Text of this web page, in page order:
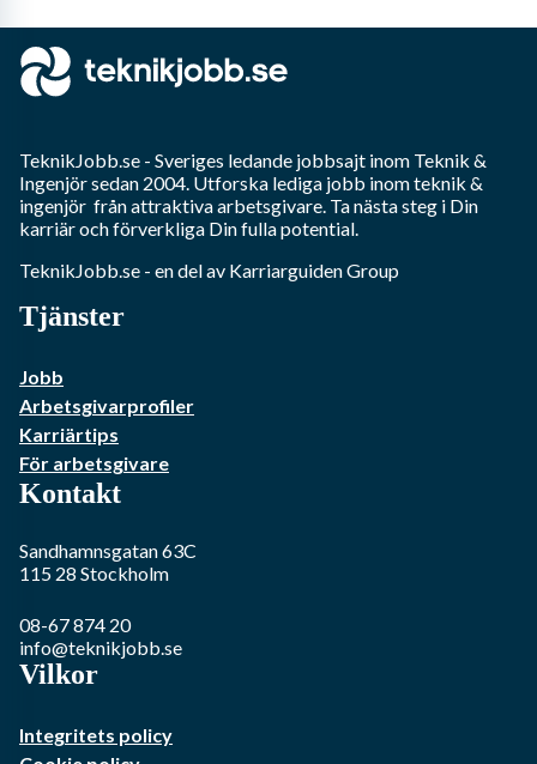
TeknikJobb.se - Sveriges ledande jobbsajt inom Teknik &
Ingenjörsedan 2004. Utforska lediga jobb inomteknik &
ingenjör från attraktiva arbetsgivare. Ta nästa steg i Din
karriär och förverkliga Din fulla potential.
TeknikJobb.se - en del av Karriarguiden Group
Tjänster
Jobb
Arbetsgivarprofiler
Karriärtips
För arbetsgivare
Kontakt
Sandhamnsgatan 63C
115 28 Stockholm
08-67 874 20
info@teknikjobb.se
Vilkor
Integritets policy